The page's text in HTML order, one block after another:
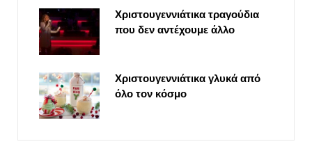
Χριστουγεννιάτικα τραγούδια
που δεν αντέχουμε άλλο
Χριστουγεννιάτικα γλυκά από
όλο τον κόσμο